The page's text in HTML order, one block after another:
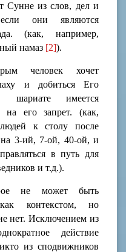
Сунне из слов, дел и
они являются
(как, например,
намаз [2]).
человек хочет
и добиться Его
шариате имеется
на его запрет. (как,
к столу после
на 3-ий, 7-ой, 40-ой, и
в путь для
и т.д.).
не может быть
контекстом, но
нет. Исключением из
действие
из сподвижников